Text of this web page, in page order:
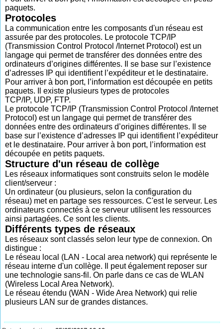
paquets.
Protocoles
La communication entre les composants d'un réseau est
assurée par des protocoles. Le protocole TCP/IP
(Transmission Control Protocol /Internet Protocol) est un
langage qui permet de transférer des données entre des
ordinateurs d’origines différentes. Il se base sur l’existence
d’adresses IP qui identifient l’expéditeur et le destinataire.
Pour arriver à bon port, l’information est découpée en petits
paquets. Il existe plusieurs types de protocoles
TCP/IP, UDP, FTP.
Le protocole TCP/IP (Transmission Control Protocol /Internet
Protocol) est un langage qui permet de transférer des
données entre des ordinateurs d’origines différentes. Il se
base sur l’existence d’adresses IP qui identifient l’expéditeur
et le destinataire. Pour arriver à bon port, l’information est
découpée en petits paquets.
Structure d'un réseau de collège
Les réseaux informatiques sont construits selon le modèle
client/serveur :
Un ordinateur (ou plusieurs, selon la configuration du
réseau) met en partage ses ressources. C'est le serveur. Les
ordinateurs connectés à ce serveur utilisent les ressources
ainsi partagées. Ce sont les clients.
Différents types de réseaux
Les réseaux sont classés selon leur type de connexion. On
distingue :
Le réseau local (LAN - Local area network) qui représente le
réseau interne d'un collège. Il peut également reposer sur
une technologie sans-fil. On parle dans ce cas de WLAN
(Wireless Local Area Network).
Le réseau étendu (WAN - Wide Area Network) qui relie
plusieurs LAN sur de grandes distances.